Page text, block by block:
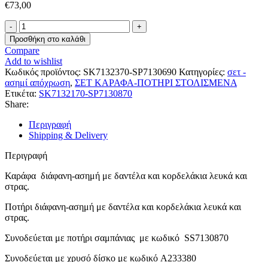
€73,00
ΣΕΤ
ΚΑΡΑΦΑ-
ΠΟΤΗΡΙ
SK7132370-
SP7130690
ποσότητα
Προσθήκη στο καλάθι
Compare
Add to wishlist
Κωδικός προϊόντος: SK7132370-SP7130690 Κατηγορίες: σετ -
ασημί απόχρωση, ΣΕΤ ΚΑΡΑΦΑ-ΠΟΤΗΡΙ ΣΤΟΛΙΣΜΕΝΑ
Ετικέτα: SK7132170-SP7130870
Share:
Περιγραφή
Shipping & Delivery
Περιγραφή
Καράφα διάφανη-ασημή με δαντέλα και κορδελάκια λευκά και
στρας.
Ποτήρι διάφανη-ασημή με δαντέλα και κορδελάκια λευκά και
στρας.
Συνοδεύεται με ποτήρι σαμπάνιας με κωδικό SS7130870
Συνοδεύεται με χρυσό δίσκο με κωδικό A233380